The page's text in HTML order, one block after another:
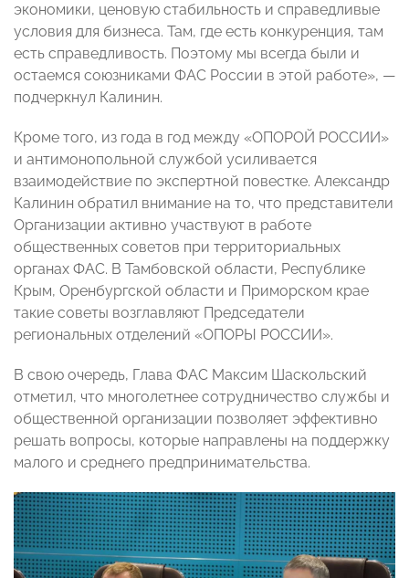
экономики, ценовую стабильность и справедливые
условия для бизнеса. Там, где есть конкуренция, там
есть справедливость. Поэтому мы всегда были и
остаемся союзниками ФАС России в этой работе», —
подчеркнул Калинин.
Кроме того, из года в год между «ОПОРОЙ РОССИИ»
и антимонопольной службой усиливается
взаимодействие по экспертной повестке. Александр
Калинин обратил внимание на то, что представители
Организации активно участвуют в работе
общественных советов при территориальных
органах ФАС. В Тамбовской области, Республике
Крым, Оренбургской области и Приморском крае
такие советы возглавляют Председатели
региональных отделений «ОПОРЫ РОССИИ».
В свою очередь, Глава ФАС Максим Шаскольский
отметил, что многолетнее сотрудничество службы и
общественной организации позволяет эффективно
решать вопросы, которые направлены на поддержку
малого и среднего предпринимательства.